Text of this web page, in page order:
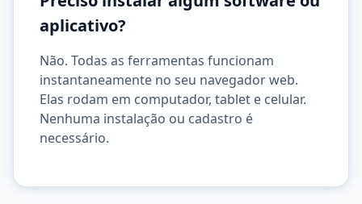
aplicativo?
Não. Todas as ferramentas funcionam
instantaneamente no seu navegador web.
Elas rodam em computador, tablet e celular.
Nenhuma instalação ou cadastro é
necessário.